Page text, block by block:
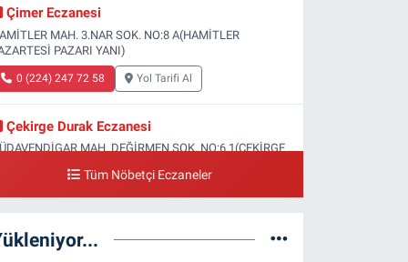
Çimer Eczanesi
MAH. 3.NAR SOK. NO:8 A(HAMİTLER
PAZARI YANI)
0 (224) 247 72 58 Yol Tarifi Al
Çekirge Durak Eczanesi
MAH. DEĞİRMEN SOK. NO:6 1(ÇEKİRGE
Engin Eczanesi
Tüm Nöbetçi Eczaneler